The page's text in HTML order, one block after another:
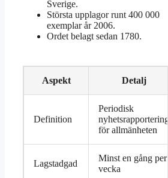
Sverige.
Största upplagor runt 400 000
exemplar år 2006.
Ordet belagt sedan 1780.
Aspekt Detalj
Definition
Periodisk
nyhetsrapportering
för allmänheten
Lagstadgad
Minst en gång per
vecka